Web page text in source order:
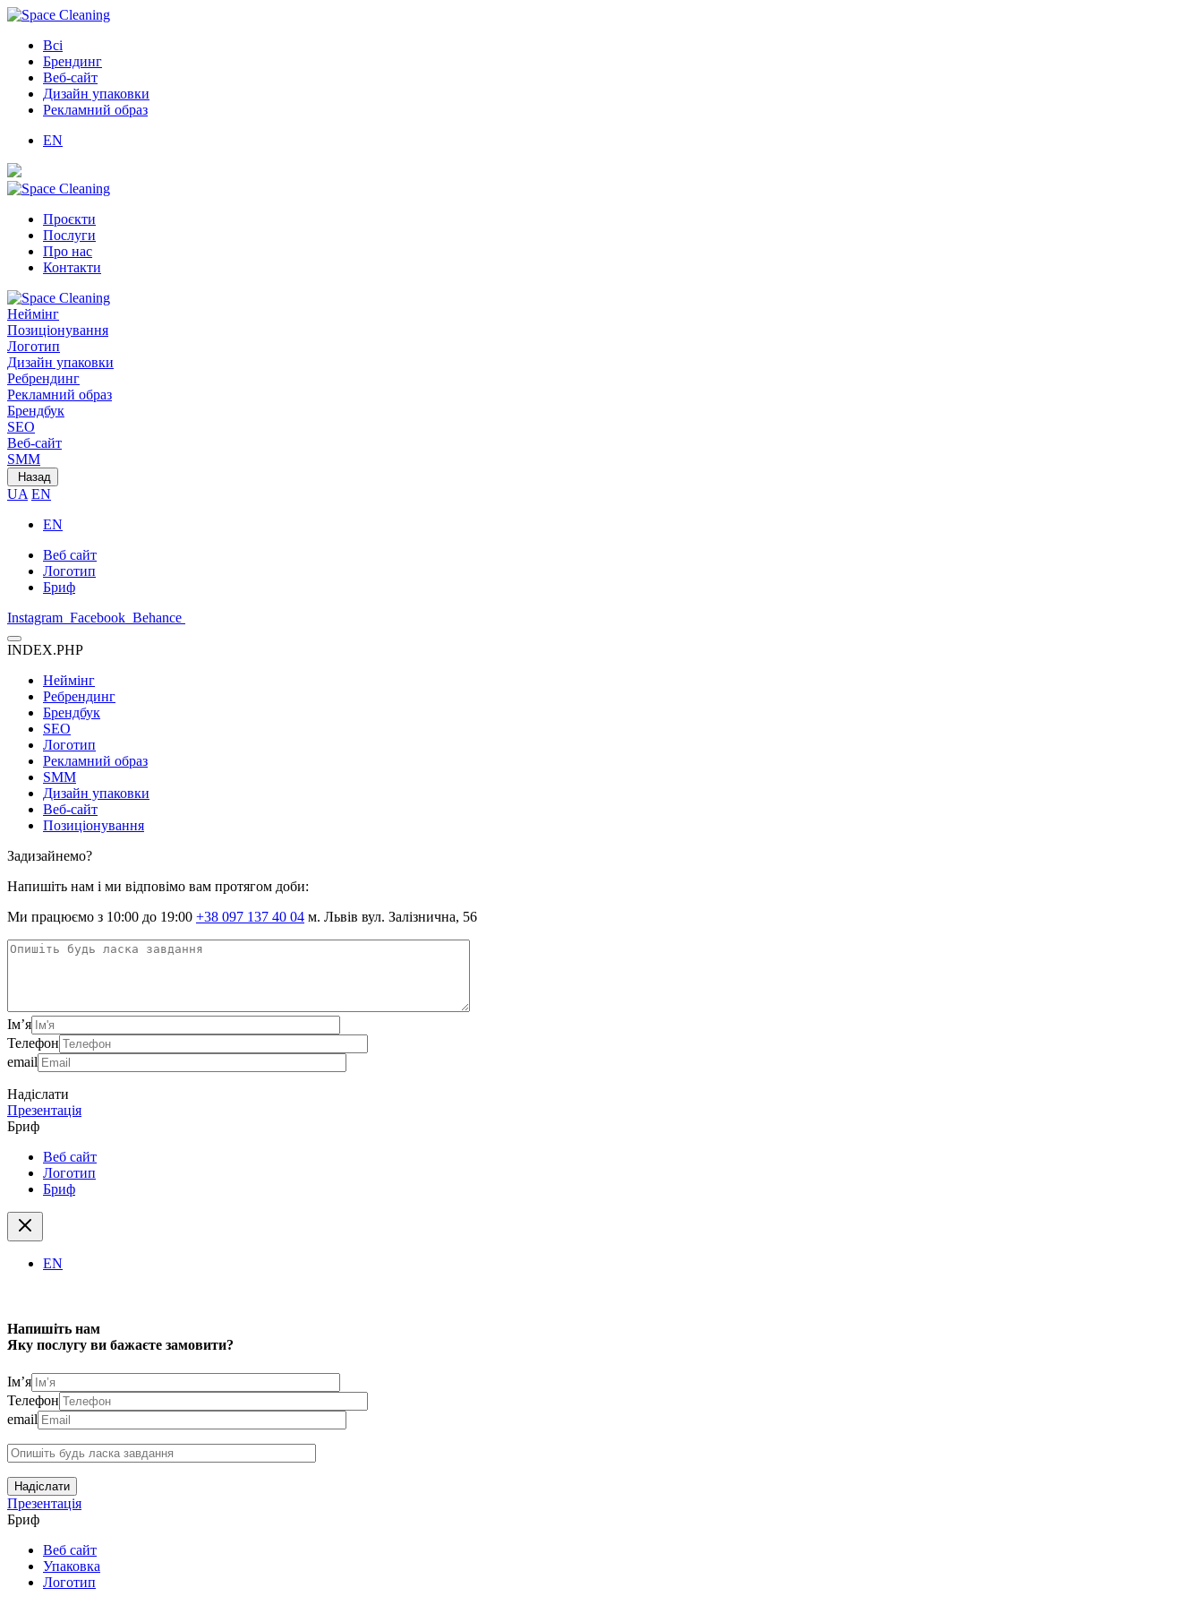
Всі
Брендинг
Веб-сайт
Дизайн упаковки
Рекламний образ
EN
Проєкти
Послуги
Про нас
Контакти
Неймінг
Позиціонування
Логотип
Дизайн упаковки
Ребрендинг
Рекламний образ
Брендбук
SEO
Веб-сайт
SMM
Назад
UA EN
EN
Веб сайт
Логотип
Бриф
Instagram Facebook Behance
INDEX.PHP
Неймінг
Ребрендинг
Брендбук
SEO
Логотип
Рекламний образ
SMM
Дизайн упаковки
Веб-сайт
Позиціонування
Задизайнемо?
Напишіть нам і ми відповімо вам протягом доби:
Ми працюємо з 10:00 до 19:00 +38 097 137 40 04 м. Львів вул. Залізнична, 56
Ім’я
Телефон
email
Надіслати
Презентація
Бриф
Веб сайт
Логотип
Бриф
EN
Напишіть нам
Яку послугу ви бажаєте замовити?
Ім’я
Телефон
email
Надіслати
Презентація
Бриф
Веб сайт
Упаковка
Логотип